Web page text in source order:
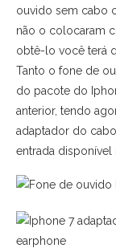
ouvido sem cabo
não o colocaram
obtê-lo você terá
Tanto o fone de
do pacote do
anterior, tendo
adaptador do
entrada disponível